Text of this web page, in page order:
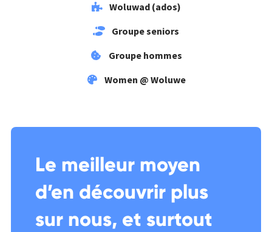
Woluwad (ados)
Groupe seniors
Groupe hommes
Women @ Woluwe
Le meilleur moyen
d’en découvrir plus
sur nous, et surtout